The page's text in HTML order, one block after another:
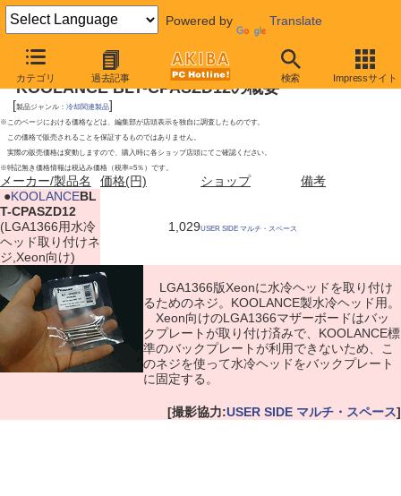
Powered by Translate
カテゴリ 過去記事 検索 Impressサイト
2009年5月23日号
KOOLANCE BLT-CPASZD12の概要
[製品ジャンル： 冷却関連製品]
※このページにおける価格などは、編集部が店頭表示を独自に調査したものです。
この価格で販売されることを保証するものではありません。
実際の販売価格は変動しますので、購入時に各ショップ店頭にてご確認ください。
※特記無き価格情報は税込み価格（税率=5％）です。
メーカー/製品名 価格(円) ショップ
備考
●KOOLANCEBL
T-CPASZD12
(LGA1366用水冷
ヘッド取り付けネ
ジ,Xeon向け)
1,029USER SIDE マルチ・スペース
LGA1366版Xeonに水冷ヘッドを取り付け
るためのネジ。KOOLANCE製水冷ヘッド用。
Xeon向けのLGA1366マザーボードはバッ
クプレートが取り付け済みで、KOOLANCE標
準のバックプレートが利用できないため、こ
のネジを使って水冷ヘッドをバックプレート
に固定する。
[撮影協力:USER SIDE マルチ・スペース]